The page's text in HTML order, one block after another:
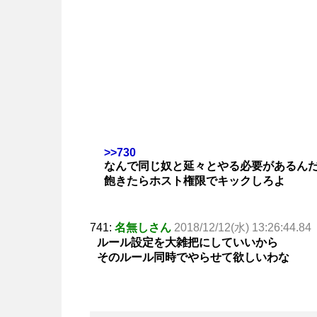
>>730
なんで同じ奴と延々とやる必要があるん
飽きたらホスト権限でキックしろよ
741: 名無しさん 2018/12/12(水) 13:26:44.84
ルール設定を大雑把にしていいから
そのルール同時でやらせて欲しいわな